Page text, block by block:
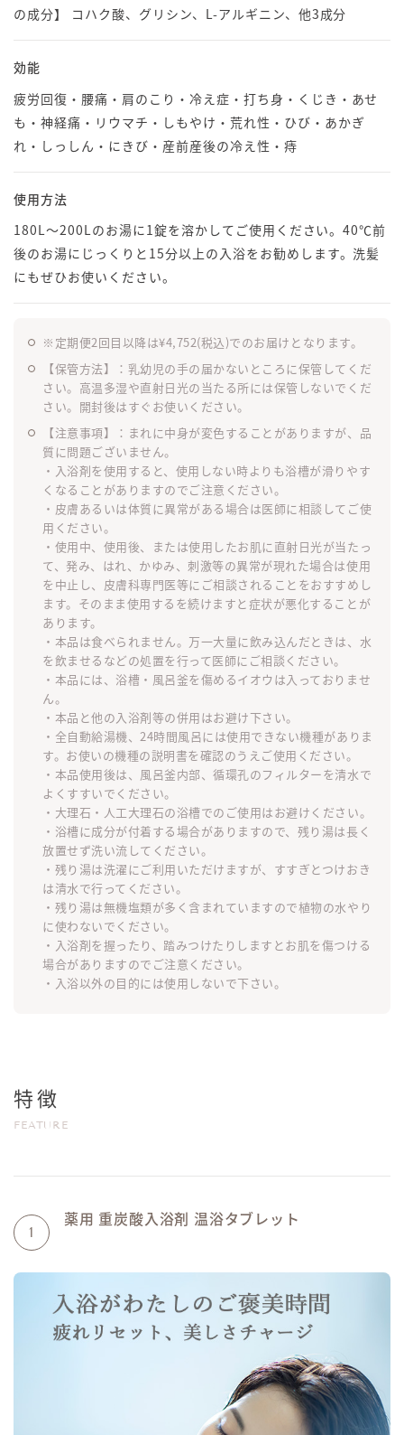
の成分】 コハク酸、グリシン、L-アルギニン、他3成分
効能
疲労回復・腰痛・肩のこり・冷え症・打ち身・くじき・あせ
も・神経痛・リウマチ・しもやけ・荒れ性・ひび・あかぎ
れ・しっしん・にきび・産前産後の冷え性・痔
使用方法
180L〜200Lのお湯に1錠を溶かしてご使用ください。40℃前
後のお湯にじっくりと15分以上の入浴をお勧めします。洗髪
にもぜひお使いください。
※定期便2回目以降は¥4,752(税込)でのお届けとなります。
【保管方法】：乳幼児の手の届かないところに保管してくだ
さい。高温多湿や直射日光の当たる所には保管しないでくだ
さい。開封後はすぐお使いください。
【注意事項】：まれに中身が変色することがありますが、品
質に問題ございません。
・入浴剤を使用すると、使用しない時よりも浴槽が滑りやす
くなることがありますのでご注意ください。
・皮膚あるいは体質に異常がある場合は医師に相談してご使
用ください。
・使用中、使用後、または使用したお肌に直射日光が当たっ
て、発み、はれ、かゆみ、刺激等の異常が現れた場合は使用
を中止し、皮膚科専門医等にご相談されることをおすすめし
ます。そのまま使用するを続けますと症状が悪化することが
あります。
・本品は食べられません。万一大量に飲み込んだときは、水
を飲ませるなどの処置を行って医師にご相談ください。
・本品には、浴槽・風呂釜を傷めるイオウは入っておりませ
ん。
・本品と他の入浴剤等の併用はお避け下さい。
・全自動給湯機、24時間風呂には使用できない機種がありま
す。お使いの機種の説明書を確認のうえご使用ください。
・本品使用後は、風呂釜内部、循環孔のフィルターを清水で
よくすすいでください。
・大理石・人工大理石の浴槽でのご使用はお避けください。
・浴槽に成分が付着する場合がありますので、残り湯は長く
放置せず洗い流してください。
・残り湯は洗濯にご利用いただけますが、すすぎとつけおき
は清水で行ってください。
・残り湯は無機塩類が多く含まれていますので植物の水やり
に使わないでください。
・入浴剤を握ったり、踏みつけたりしますとお肌を傷つける
場合がありますのでご注意ください。
・入浴以外の目的には使用しないで下さい。
特徴
FEATURE
1
薬用 重炭酸入浴剤 温浴タブレット